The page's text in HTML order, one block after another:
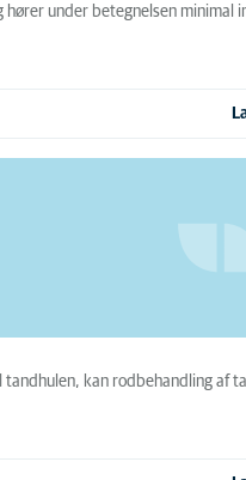
under betegnelsen
kan rodbehandling af